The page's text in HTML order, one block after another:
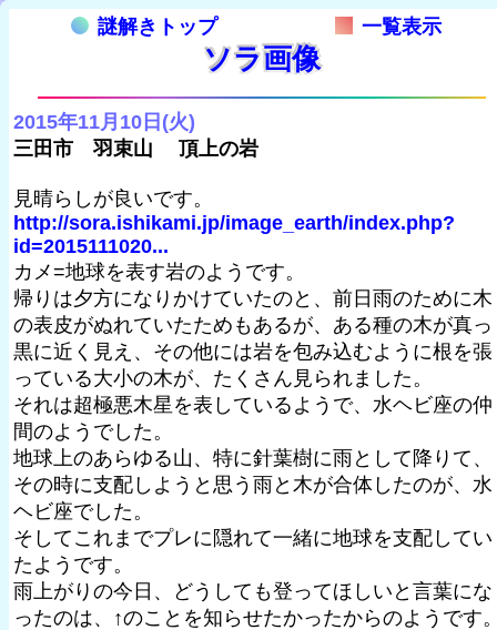
謎解きトップ 一覧表示
ソラ画像
2015年11月10日(火)
三田市 羽束山 頂上の岩
見晴らしが良いです。
http://sora.ishikami.jp/image_earth/index.php?
id=2015111020...
カメ=地球を表す岩のようです。
帰りは夕方になりかけていたのと、前日雨のために木
の表皮がぬれていたためもあるが、ある種の木が真っ
黒に近く見え、その他には岩を包み込むように根を張
っている大小の木が、たくさん見られました。
それは超極悪木星を表しているようで、水ヘビ座の仲
間のようでした。
地球上のあらゆる山、特に針葉樹に雨として降りて、
その時に支配しようと思う雨と木が合体したのが、水
ヘビ座でした。
そしてこれまでプレに隠れて一緒に地球を支配してい
たようです。
雨上がりの今日、どうしても登ってほしいと言葉にな
ったのは、↑のことを知らせたかったからのようです